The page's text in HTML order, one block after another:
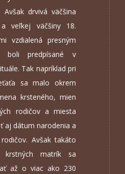
Avšak drvivá väčšina
veľkej väčšiny 18.
vzdialená presným
boli predpísané v
Tak napríklad pri
sa malo okrem
krsteného, mien
rodičov a miesta
aj dátum narodenia a
Avšak takáto
krstných matrík sa
až o viac ako 230